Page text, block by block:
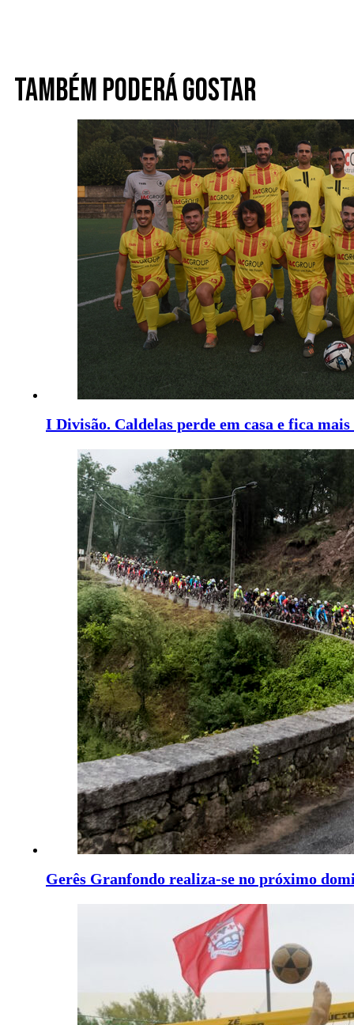
Também poderá gostar
I Divisão. Caldelas perde em casa e fica
Gerês Granfondo realiza-se no próximo